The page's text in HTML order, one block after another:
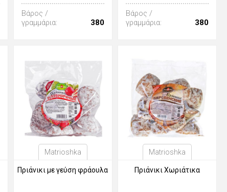
Βάρος /
γραμμάρια:
380
Βάρος /
γραμμάρια:
380
Matrioshka
Πριάνικι με γεύση φράουλα
Matrioshka
Πριάνικι Χωριάτικα